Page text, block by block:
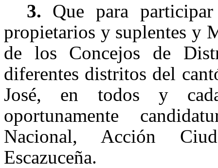
3. Que para
propietarios y suplentes y
de los Concejos de
diferentes distritos del
José, en todos y
oportunamente
Nacional, Acción
Escazuceña.